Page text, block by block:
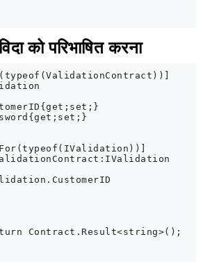
को परिभाषित करना
Contract.Result<string>();